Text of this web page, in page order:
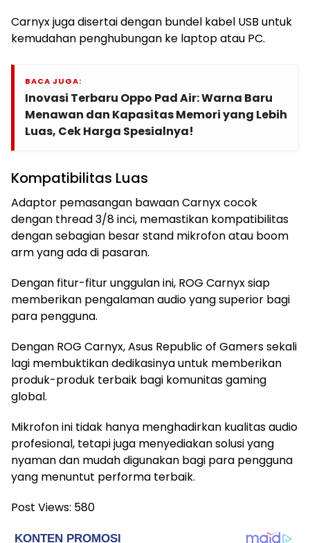
Carnyx juga disertai dengan bundel kabel USB untuk
kemudahan penghubungan ke laptop atau PC.
BACA JUGA:
Inovasi Terbaru Oppo Pad Air: Warna Baru
Menawan dan Kapasitas Memori yang Lebih
Luas, Cek Harga Spesialnya!
Kompatibilitas Luas
Adaptor pemasangan bawaan Carnyx cocok
dengan thread 3/8 inci, memastikan kompatibilitas
dengan sebagian besar stand mikrofon atau boom
arm yang ada di pasaran.
Dengan fitur-fitur unggulan ini, ROG Carnyx siap
memberikan pengalaman audio yang superior bagi
para pengguna.
Dengan ROG Carnyx, Asus Republic of Gamers sekali
lagi membuktikan dedikasinya untuk memberikan
produk-produk terbaik bagi komunitas gaming
global.
Mikrofon ini tidak hanya menghadirkan kualitas audio
profesional, tetapi juga menyediakan solusi yang
nyaman dan mudah digunakan bagi para pengguna
yang menuntut performa terbaik.
Post Views: 580